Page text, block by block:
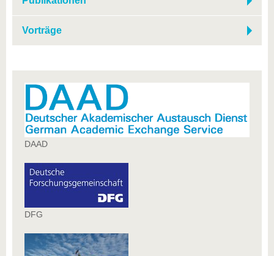
Vorträge
DAAD
DFG